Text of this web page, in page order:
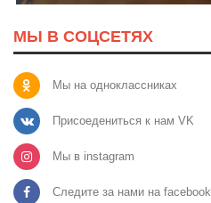
МЫ В СОЦСЕТЯХ
Мы на одноклассниках
Присоедениться к нам VK
Мы в instagram
Следите за нами на facebook